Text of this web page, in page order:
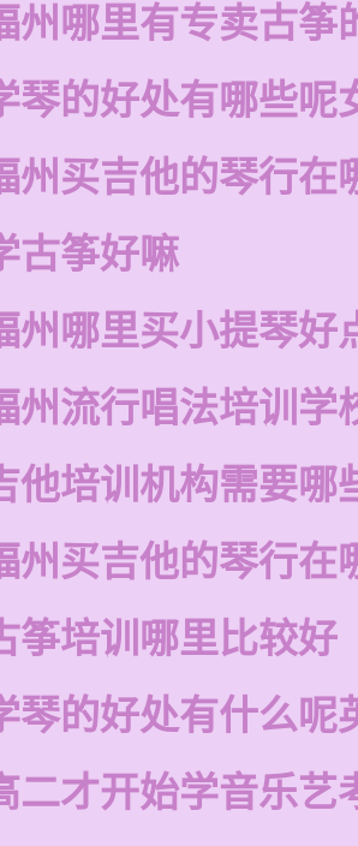
州哪里有专卖古筝
琴的好处有哪些呢
州买吉他的琴行在
古筝好嘛
州哪里买小提琴好
州流行唱法培训学
他培训机构需要哪
州买吉他的琴行在
筝培训哪里比较好
琴的好处有什么呢
二才开始学音乐艺